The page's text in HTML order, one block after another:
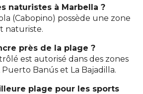
naturistes à Marbella ?
(Cabopino) possède une zone
naturiste.
près de la plage ?
est autorisé dans des zones
Banús et La Bajadilla.
plage pour les sports